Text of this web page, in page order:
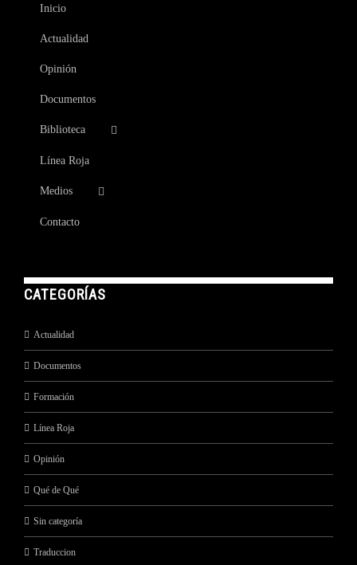
Inicio
Actualidad
Opinión
Documentos
Biblioteca
Línea Roja
Medios
Contacto
CATEGORÍAS
Actualidad
Documentos
Formación
Línea Roja
Opinión
Qué de Qué
Sin categoría
Traduccion